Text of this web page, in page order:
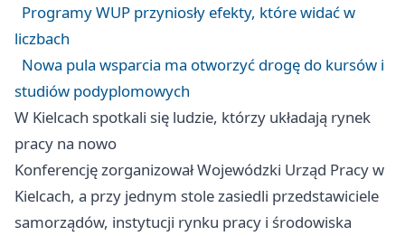
Programy WUP przyniosły efekty, które widać w
liczbach
Nowa pula wsparcia ma otworzyć drogę do kursów i
studiów podyplomowych
W Kielcach spotkali się ludzie, którzy układają rynek
pracy na nowo
Konferencję zorganizował Wojewódzki Urząd Pracy w
Kielcach, a przy jednym stole zasiedli przedstawiciele
samorządów, instytucji rynku pracy i środowiska